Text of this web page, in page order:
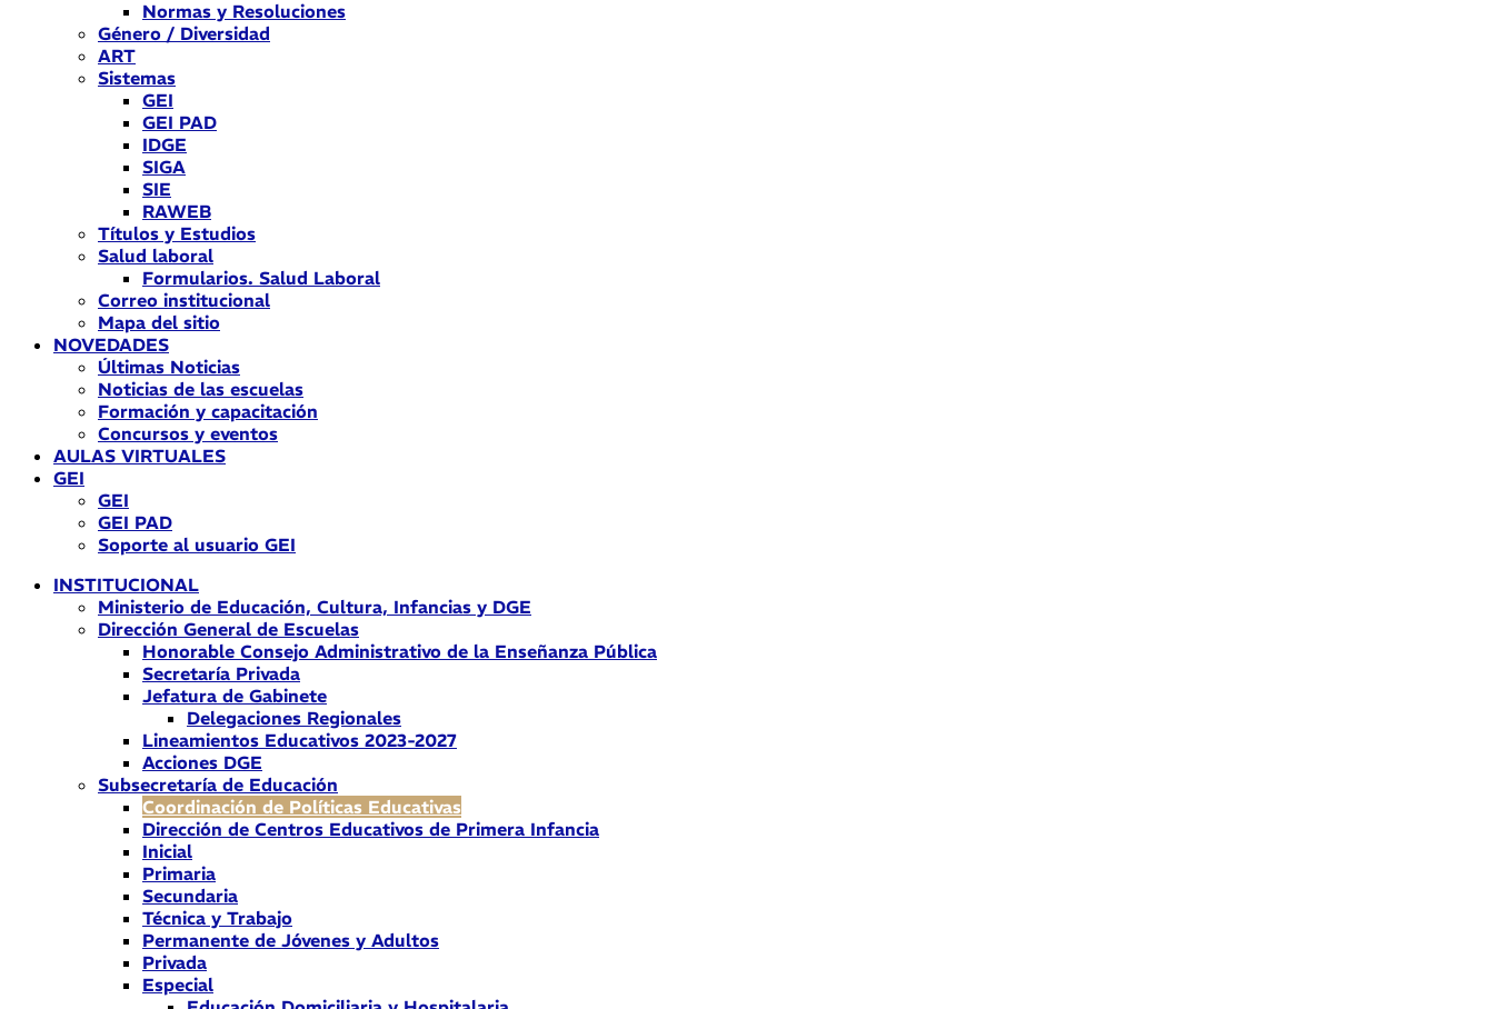
Normas y Resoluciones
Género / Diversidad
ART
Sistemas
GEI
GEI PAD
IDGE
SIGA
SIE
RAWEB
Títulos y Estudios
Salud laboral
Formularios. Salud Laboral
Correo institucional
Mapa del sitio
NOVEDADES
Últimas Noticias
Noticias de las escuelas
Formación y capacitación
Concursos y eventos
AULAS VIRTUALES
GEI
GEI
GEI PAD
Soporte al usuario GEI
INSTITUCIONAL
Ministerio de Educación, Cultura, Infancias y DGE
Dirección General de Escuelas
Honorable Consejo Administrativo de la Enseñanza Pública
Secretaría Privada
Jefatura de Gabinete
Delegaciones Regionales
Lineamientos Educativos 2023-2027
Acciones DGE
Subsecretaría de Educación
Coordinación de Políticas Educativas
Dirección de Centros Educativos de Primera Infancia
Inicial
Primaria
Secundaria
Técnica y Trabajo
Permanente de Jóvenes y Adultos
Privada
Especial